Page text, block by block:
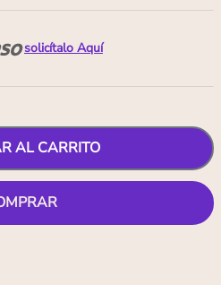
solicítalo Aquí
AL CARRITO